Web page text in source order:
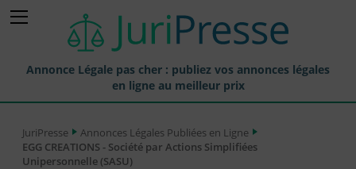
Annonce Légale pas cher : publiez vos annonces légales
en ligne au meilleur prix
Annonces Légales Publiées
JuriPresse
Annonces Légales Publiées en Ligne
EGG CREATIONS - Société par Actions Simplifiées
Unipersonnelle (SASU)